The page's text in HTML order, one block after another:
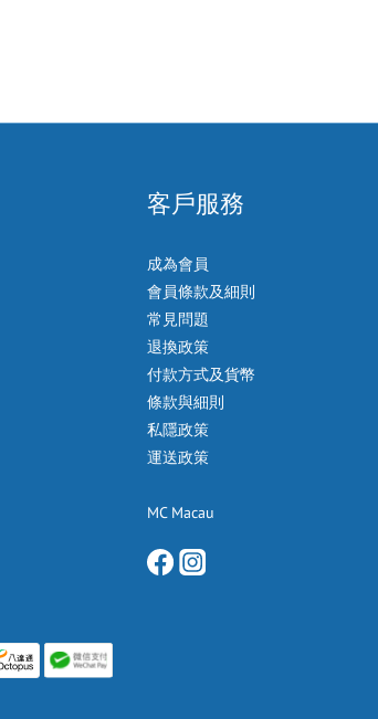
客戶服務
成為會員
會員條款及細則
常見問題
退換政策
付款方式及貨幣
條款與細則
私隱政策
運送政策
MC Macau